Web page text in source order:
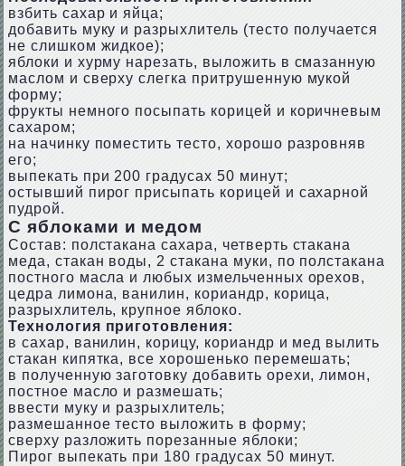
взбить сахар и яйца;
добавить муку и разрыхлитель (тесто получается
не слишком жидкое);
яблоки и хурму нарезать, выложить в смазанную
маслом и сверху слегка притрушенную мукой
форму;
фрукты немного посыпать корицей и коричневым
сахаром;
на начинку поместить тесто, хорошо разровняв
его;
выпекать при 200 градусах 50 минут;
остывший пирог присыпать корицей и сахарной
пудрой.
С яблоками и медом
Состав: полстакана сахара, четверть стакана
меда, стакан воды, 2 стакана муки, по полстакана
постного масла и любых измельченных орехов,
цедра лимона, ванилин, кориандр, корица,
разрыхлитель, крупное яблоко.
Технология приготовления:
в сахар, ванилин, корицу, кориандр и мед вылить
стакан кипятка, все хорошенько перемешать;
в полученную заготовку добавить орехи, лимон,
постное масло и размешать;
ввести муку и разрыхлитель;
размешанное тесто выложить в форму;
сверху разложить порезанные яблоки;
Пирог выпекать при 180 градусах 50 минут.